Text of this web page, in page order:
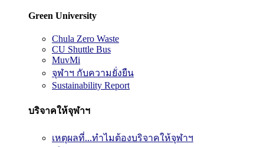
Green University
Chula Zero Waste
CU Shuttle Bus
MuvMi
จุฬาฯ กับความยั่งยืน
Sustainability Report
บริจาคให้จุฬาฯ
เหตุผลที่...ทำไมต้องบริจาคให้จุฬาฯ